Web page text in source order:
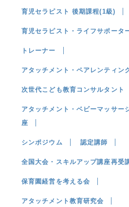
育児セラピスト 後期課程(1級)
育児セラピスト・ライフサポータ
トレーナー
アタッチメント・ペアレンティン
次世代こども教育コンサルタント
アタッチメント・ベビーマッサー
座
シンポジウム 認定講師
全国大会・スキルアップ講座再受
保育園経営を考える会
アタッチメント教育研究会